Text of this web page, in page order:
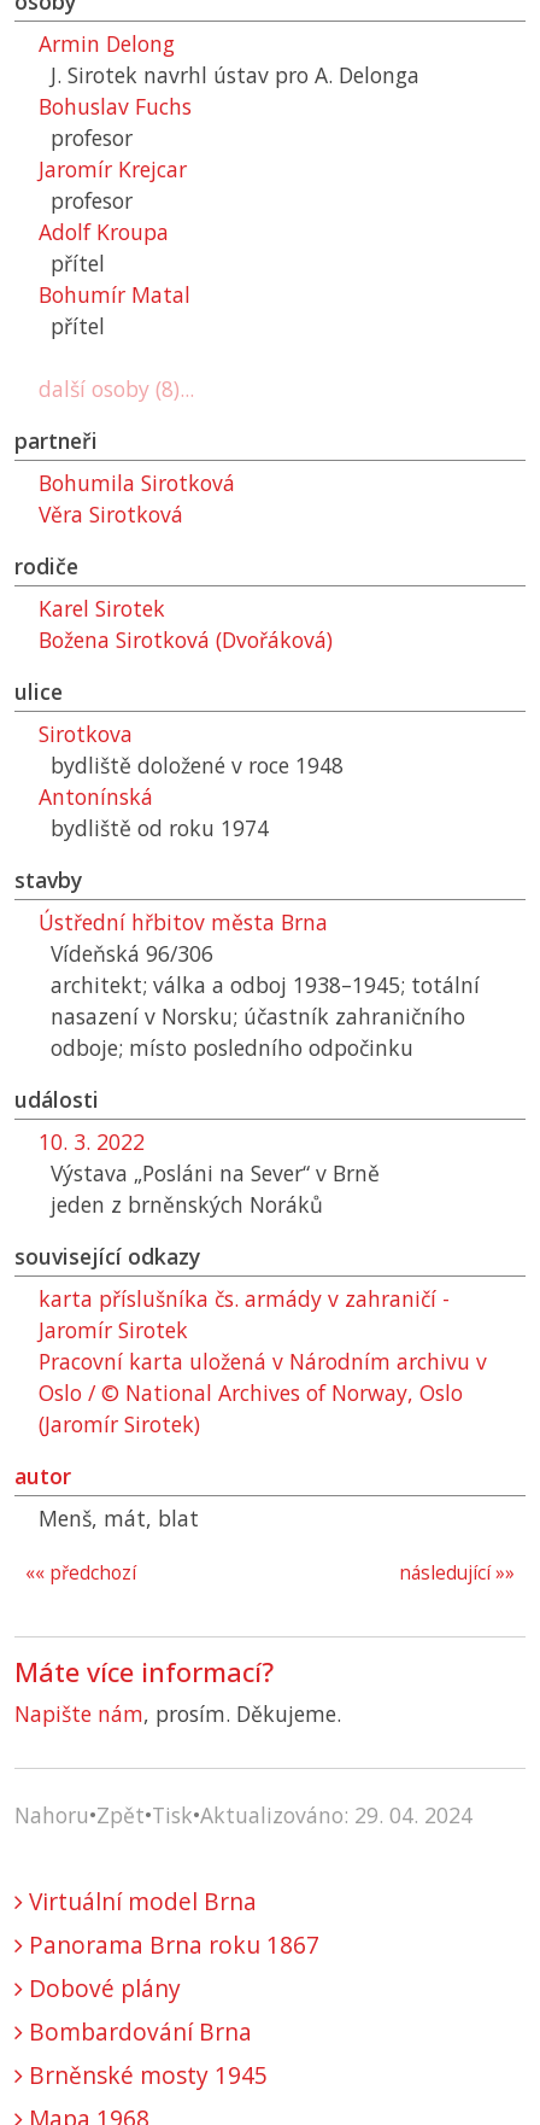
Armin Delong
J. Sirotek navrhl ústav pro A. Delonga
Bohuslav Fuchs
profesor
Jaromír Krejcar
profesor
Adolf Kroupa
přítel
Bohumír Matal
přítel
další osoby (8)...
partneři
Bohumila Sirotková
Věra Sirotková
rodiče
Karel Sirotek
Božena Sirotková (Dvořáková)
ulice
Sirotkova
bydliště doložené v roce 1948
Antonínská
bydliště od roku 1974
stavby
Ústřední hřbitov města Brna
Vídeňská 96/306
architekt; válka a odboj 1938–1945; totální
nasazení v Norsku; účastník zahraničního
odboje; místo posledního odpočinku
události
10. 3. 2022
Výstava „Posláni na Sever“ v Brně
jeden z brněnských Noráků
související odkazy
karta příslušníka čs. armády v zahraničí -
Jaromír Sirotek
Pracovní karta uložená v Národním archivu v
Oslo / © National Archives of Norway, Oslo
(Jaromír Sirotek)
autor
Menš, mát, blat
následující »»
«« předchozí
Máte více informací?
Napište nám, prosím. Děkujeme.
Nahoru•Zpět•Tisk•Aktualizováno: 29. 04. 2024
Virtuální model Brna
Panorama Brna roku 1867
Dobové plány
Bombardování Brna
Brněnské mosty 1945